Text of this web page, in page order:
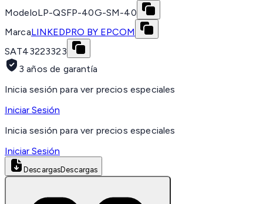
ModeloLP-QSFP-40G-SM-40
MarcaLINKEDPRO BY EPCOM
SAT43223323
3 años de garantía
Inicia sesión para ver precios especiales
Iniciar Sesión
Inicia sesión para ver precios especiales
Iniciar Sesión
DescargasDescargas